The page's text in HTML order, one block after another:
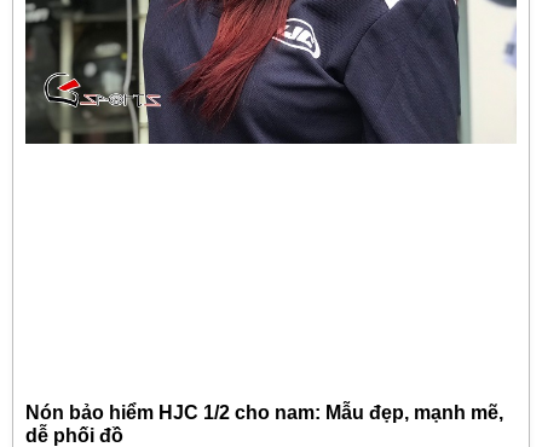
Nón bảo hiểm HJC 1/2 cho nam: Mẫu đẹp, mạnh mẽ,
dễ phối đồ